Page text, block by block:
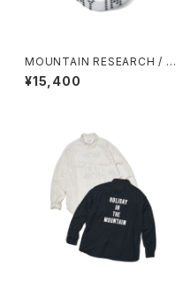
MOUNTAIN RESEARCH / RI
VET BELT
¥15,400